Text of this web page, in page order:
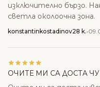
изключително бързо.
светла околоочна зона.
konstantinkostadinov28 k.•
ОЧИТЕ МИ СА ДОСТА